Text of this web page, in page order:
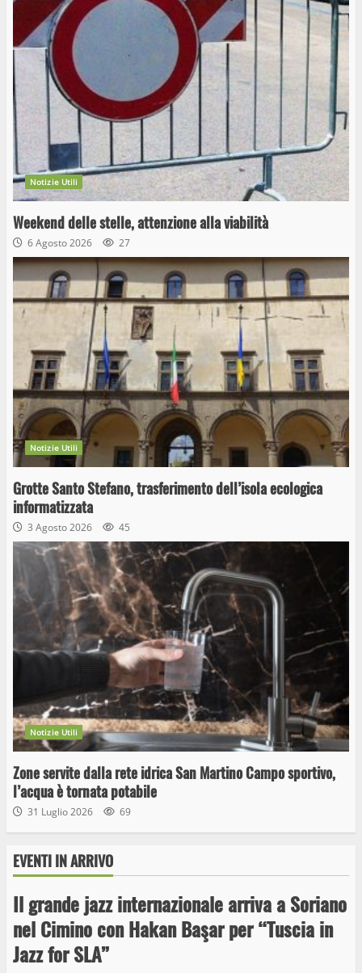
Notizie Utili
Weekend delle stelle, attenzione alla viabilità
6 Agosto 2026 27
Notizie Utili
Grotte Santo Stefano, trasferimento dell’isola ecologica
informatizzata
3 Agosto 2026 45
Notizie Utili
Zone servite dalla rete idrica San Martino Campo sportivo,
l’acqua è tornata potabile
31 Luglio 2026 69
EVENTI IN ARRIVO
Il grande jazz internazionale arriva a Soriano
nel Cimino con Hakan Başar per “Tuscia in
Jazz for SLA”
3
Wiplanet Baseball supera il Napoli
9 Maggio 2023